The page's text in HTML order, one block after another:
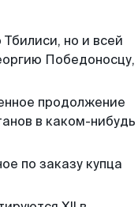
но и всей
Победоносцу,
продолжение
в каком-нибудь
по заказу купца